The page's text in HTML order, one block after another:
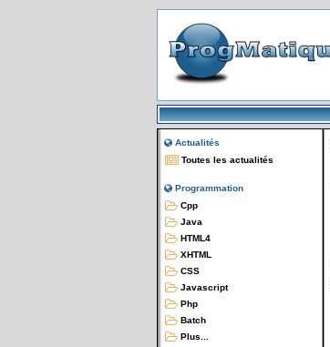
Actualités
Toutes les actualités
Programmation
Cpp
Java
HTML4
XHTML
CSS
Javascript
Php
Batch
Plus...